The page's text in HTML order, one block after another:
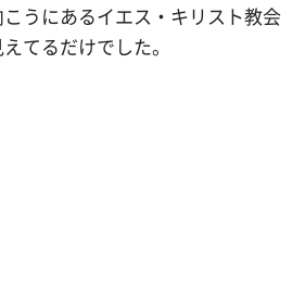
うにあるイエス・キリスト教会
てるだけでした。